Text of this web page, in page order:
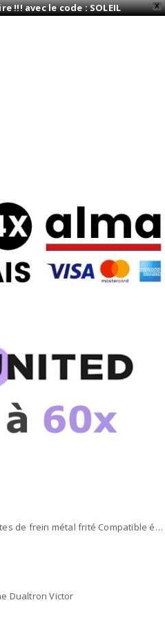
X
!!! avec le code : SOLEIL
Paire de plaquettes de frein métal frité Compatible étrier de freins nutt 4 pistons
Dualtron Victor